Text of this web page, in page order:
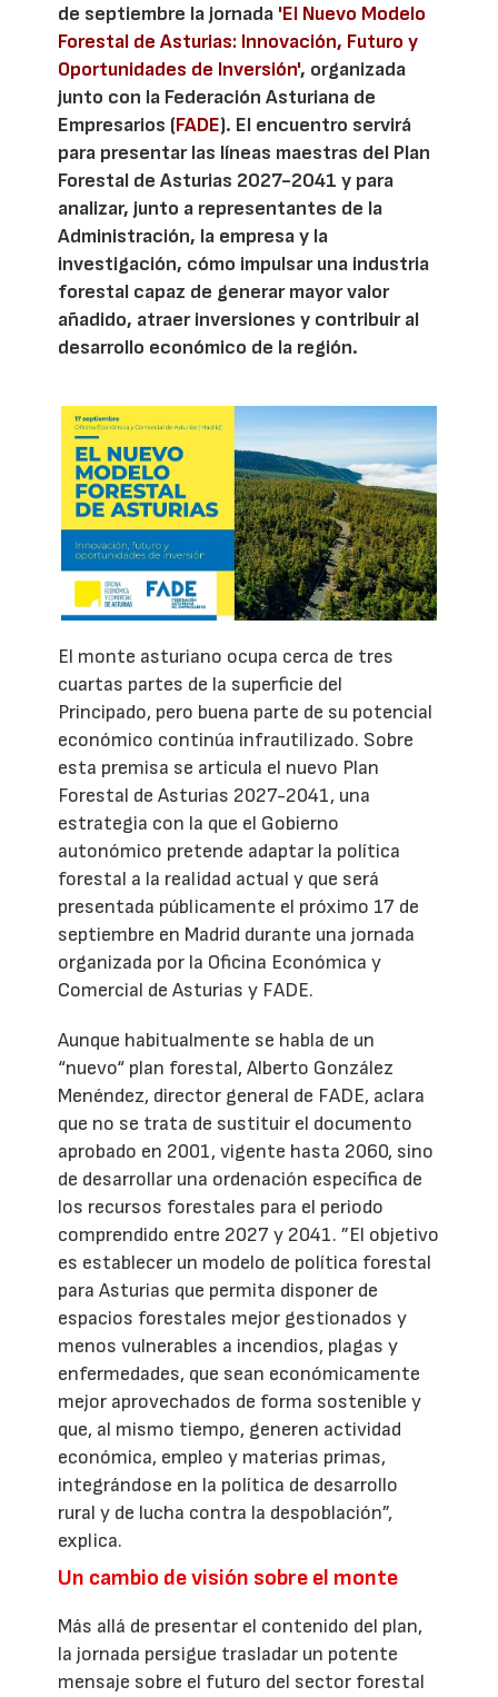
de septiembre la jornada 'El Nuevo Modelo
Forestal de Asturias: Innovación, Futuro y
Oportunidades de Inversión', organizada
junto con la Federación Asturiana de
Empresarios (FADE). El encuentro servirá
para presentar las líneas maestras del Plan
Forestal de Asturias 2027-2041 y para
analizar, junto a representantes de la
Administración, la empresa y la
investigación, cómo impulsar una industria
forestal capaz de generar mayor valor
añadido, atraer inversiones y contribuir al
desarrollo económico de la región.
El monte asturiano ocupa cerca de tres
cuartas partes de la superficie del
Principado, pero buena parte de su potencial
económico continúa infrautilizado. Sobre
esta premisa se articula el nuevo Plan
Forestal de Asturias 2027-2041, una
estrategia con la que el Gobierno
autonómico pretende adaptar la política
forestal a la realidad actual y que será
presentada públicamente el próximo 17 de
septiembre en Madrid durante una jornada
organizada por la Oficina Económica y
Comercial de Asturias y FADE.
Aunque habitualmente se habla de un
“nuevo“ plan forestal, Alberto González
Menéndez, director general de FADE, aclara
que no se trata de sustituir el documento
aprobado en 2001, vigente hasta 2060, sino
de desarrollar una ordenación específica de
los recursos forestales para el periodo
comprendido entre 2027 y 2041. ”El objetivo
es establecer un modelo de política forestal
para Asturias que permita disponer de
espacios forestales mejor gestionados y
menos vulnerables a incendios, plagas y
enfermedades, que sean económicamente
mejor aprovechados de forma sostenible y
que, al mismo tiempo, generen actividad
económica, empleo y materias primas,
integrándose en la política de desarrollo
rural y de lucha contra la despoblación”,
explica.
Un cambio de visión sobre el monte
Más allá de presentar el contenido del plan,
la jornada persigue trasladar un potente
mensaje sobre el futuro del sector forestal